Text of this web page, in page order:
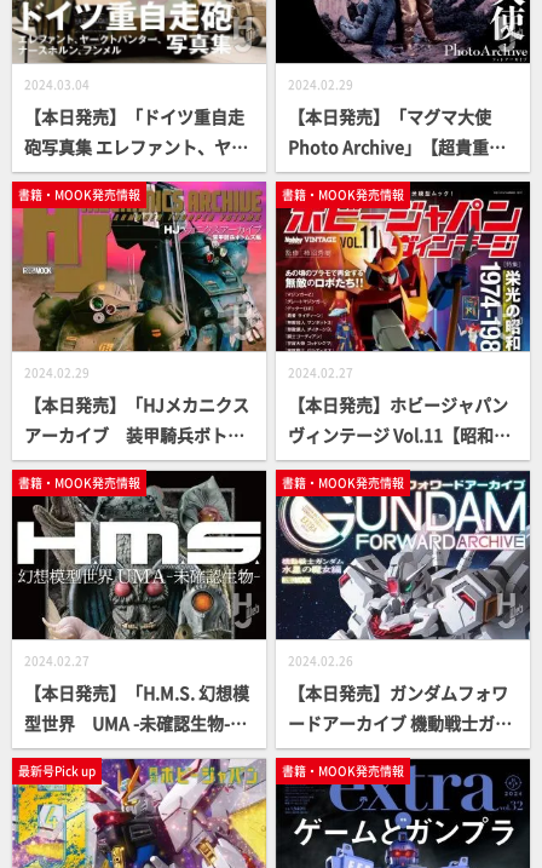
2024.03.04
【本日発売】「ドイツ重自走
砲写真集 エレファント、ヤー
クトパンター、ナースホル
ン、フンメル」【HJ MILITAR
Y PHOTO ALBUM】
2024.02.29
【本日発売】「マグマ大使
Photo Archive」【超貴重写
真資料集】
書籍・MOOK発売情報
2024.02.29
【本日発売】「HJメカニクス
アーカイブ 装甲騎兵ボトム
ズ編」【永久保存版】
書籍・MOOK発売情報
2024.02.27
【本日発売】ホビージャパン
ヴィンテージ Vol.11【昭和ス
ーパーロボット】
書籍・MOOK発売情報
2024.02.27
【本日発売】「H.M.S. 幻想模
型世界 UMA -未確認生物-」
【立体造形ムック】
書籍・MOOK発売情報
2024.02.26
【本日発売】ガンダムフォワ
ードアーカイブ 機動戦士ガン
ダム 水星の魔女編【単独単行
本】
最新号Pick up 書籍・MOOK発売情報